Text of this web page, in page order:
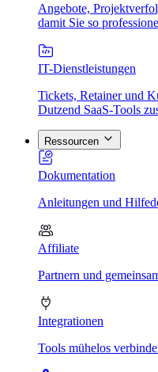
Angebote,
damit Sie so
IT-Dienstleistungen
Tickets, Retainer und
Dutzend SaaS-Tools
Ressourcen
Dokumentation
Anleitungen und
Affiliate
Partnern und
Integrationen
Tools mühelos